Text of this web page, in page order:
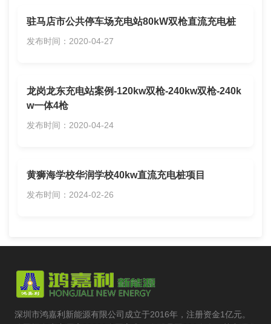
驻马店市公共停车场充电站80kW双枪直流充电桩
发布时间：2020-04-27
龙岗龙东充电站案例-120kw双枪-240kw双枪-240k
w一体4枪
发布时间：2020-04-24
黄狮海学校华润学校40kw直流充电桩项目
发布时间：2024-02-26
深圳市鸿嘉利新能源有限公司成立于2016年，注册资金1亿元。